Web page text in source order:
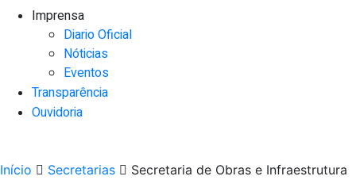
Imprensa
Diario Oficial
Nóticias
Eventos
Transparência
Ouvidoria
Início Secretarias
Secretaria de Obras e Infraestrutura